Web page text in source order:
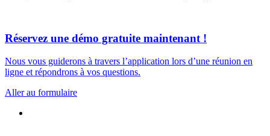
Réservez une démo gratuite maintenant !
Nous vous guiderons à travers l’application lors d’une réunion en
ligne et répondrons à vos questions.
Aller au formulaire